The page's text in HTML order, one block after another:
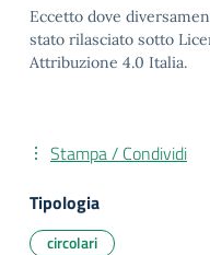
Eccetto dove
stato rilasciato sotto
Attribuzione 4.0 Italia.
Stampa / Condividi
Tipologia
circolari